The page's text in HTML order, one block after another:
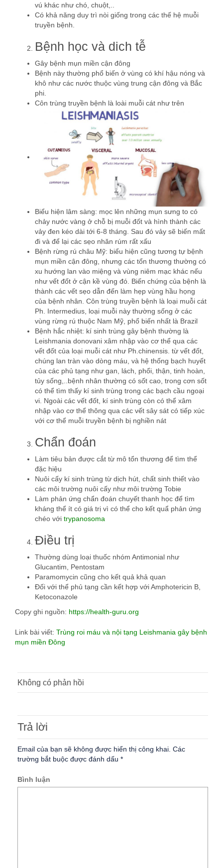
vú khác như chó, chuột,..
Có khả năng duy trì nòi giống trong các thế hệ muỗi
truyền bệnh.
Bệnh học và dich tễ
Gây bệnh mụn miền cận đông
Bệnh này thường phổ biến ở vùng có khí hậu nóng và
khô như các nước thuộc vùng trung cận đông và Bắc
phi.
Côn trùng truyền bệnh là loài muỗi cát như trên
Biểu hiện lâm sàng: mọc lên những mụn sưng to có
chảy nước vàng ở chỗ bị muỗi đốt và hình thành các
vảy đen kéo dài tới 6-8 tháng. Sau đó vảy sẽ biến mất
đi và để lại các sẹo nhăn rúm rất xấu
Bệnh rừng rú châu Mỹ: biểu hiện cũng tương tự bệnh
mụn miền cận đông, nhưng các tổn thương thường có
xu hướng lan vào miệng và vùng niêm mạc khác nếu
như vết đốt ở cận kề vùng đó. Biến chứng của bệnh là
thành các vết sẹo dẫn đến làm hẹp vùng hầu họng
của bệnh nhân. Côn trùng truyền bệnh là loại muỗi cát
Ph. Intermedius, loại muỗi này thường sống ở các
vùng rừng rú thuộc Nam Mỹ, phổ biến nhất là Brazil
Bệnh hắc nhiệt: kí sinh trùng gây bệnh thường là
Leishmania donovani xâm nhập vào cơ thể qua các
vết đốt của loại muỗi cát như Ph.chinensis. từ vết đốt,
chúng lan tràn vào dòng máu, và hệ thống bạch huyết
của các phủ tạng như gan, lách, phổi, thận, tinh hoàn,
tủy sống,..bệnh nhân thường có sốt cao, trong cơn sốt
có thể tìm thấy kí sinh trùng trong các bạch cầu ngoại
vi. Ngoài các vết đốt, kí sinh trùng còn có thể xâm
nhập vào cơ thể thông qua các vết sây sát có tiếp xúc
với cơ thể muỗi truyền bệnh bị nghiền nát
Chẩn đoán
Làm tiêu bản được cắt từ mô tổn thương để tìm thể
đặc hiệu
Nuôi cấy kí sinh trùng từ dịch hút, chất sinh thiết vào
các môi trường nuôi cấy như môi trường Tobie
Làm phản ứng chẩn đoán chuyết thanh học để tìm
kháng thể ít có giá trị vì có thể cho kết quẩ phản ứng
chéo với trypanosoma
Điều trị
Thường dùng loại thuốc nhóm Antimonial như
Glucantim, Pentostam
Paramomycin cũng cho kết quả khả quan
Đối với thể phủ tạng cần kết hợp với Amphotericin B,
Ketoconazole
Copy ghi nguồn: https://health-guru.org
Link bài viết: Trùng roi máu và nội tạng Leishmania gây bệnh
mụn miền Đông
Không có phản hồi
Trả lời
Email của bạn sẽ không được hiển thị công khai. Các
trường bắt buộc được đánh dấu *
Bình luận